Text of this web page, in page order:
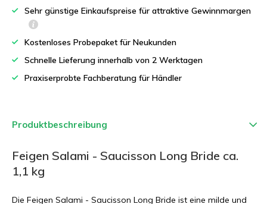
Sehr günstige Einkaufspreise für attraktive Gewinnmargen
Kostenloses Probepaket für Neukunden
Schnelle Lieferung innerhalb von 2 Werktagen
Praxiserprobte Fachberatung für Händler
Produktbeschreibung
Feigen Salami - Saucisson Long Bride ca.
1,1 kg
Die Feigen Salami - Saucisson Long Bride ist eine milde und